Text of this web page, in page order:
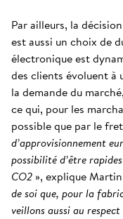
Par ailleurs, la
est aussi un choix de
électronique est
des clients évoluent à
la demande du
ce qui, pour les
possible que par le
d’approvisionnement
possibilité d’être
CO2 », explique
de soi que, pour la
veillons aussi au